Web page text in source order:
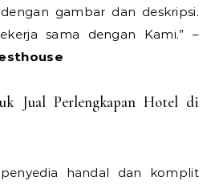
gambar dan deskripsi.
sama dengan Kami.” –
Jual Perlengkapan Hotel di
handal dan komplit